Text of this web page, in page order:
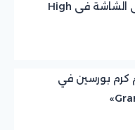
صدام حسين يعود الى الشاشة فى High
كرم بورسين في